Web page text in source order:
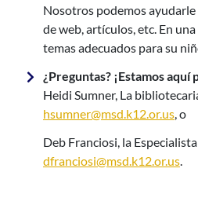
Nosotros podemos
de web, artículos, etc. En
temasadecuados para su
¿Preguntas? ¡Estamos aquí
Heidi Sumner, La
hsumner@msd.k12.or.us, o
Deb Franciosi, la
dfranciosi@msd.k12.or.us.